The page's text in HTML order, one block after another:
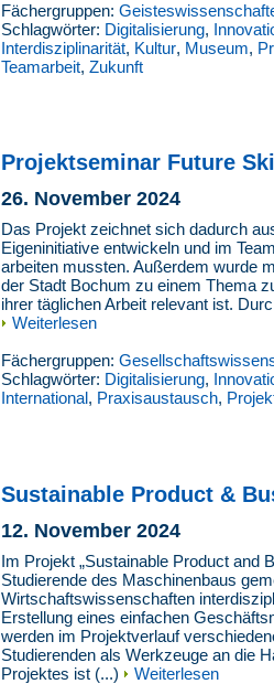
Fächergruppen:
Schlagwörter: Digitalisierung,
Interdisziplinarität, Kultur, Museum,
Teamarbeit, Zukunft
Projektseminar Future
26. November 2024
Das Projekt zeichnet sich dadurch
Eigeninitiative entwickeln und im
arbeiten mussten. Außerdem wurde
der Stadt Bochum zu einem Thema
ihrer täglichen Arbeit relevant ist.
Weiterlesen
Fächergruppen:
Schlagwörter: Digitalisierung,
International, Praxisaustausch,
Sustainable Product &
12. November 2024
Im Projekt „Sustainable Product and
Studierende des Maschinenbaus
Wirtschaftswissenschaften
Erstellung eines einfachen
werden im Projektverlauf
Studierenden als Werkzeuge an die
Projektes ist (...)
Weiterlesen